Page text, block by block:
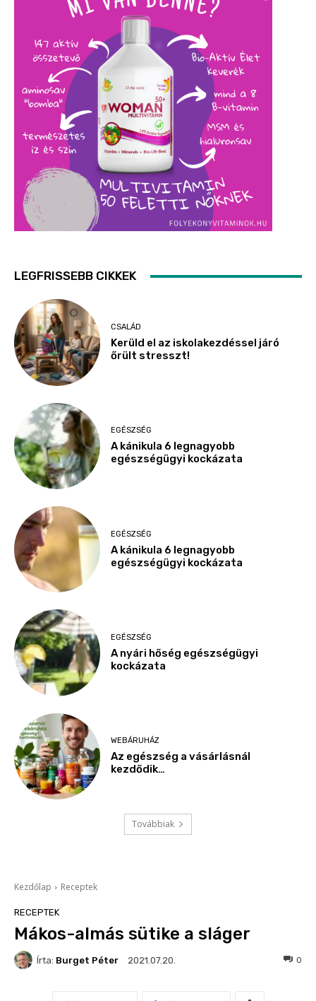
LEGFRISSEBB CIKKEK
CSALÁD
Kerüld el az iskolakezdéssel járó
őrült stresszt!
EGÉSZSÉG
A kánikula 6 legnagyobb
egészségügyi kockázata
EGÉSZSÉG
A kánikula 6 legnagyobb
egészségügyi kockázata
EGÉSZSÉG
A nyári hőség egészségügyi
kockázata
WEBÁRUHÁZ
Az egészség a vásárlásnál
kezdődik…
Továbbiak